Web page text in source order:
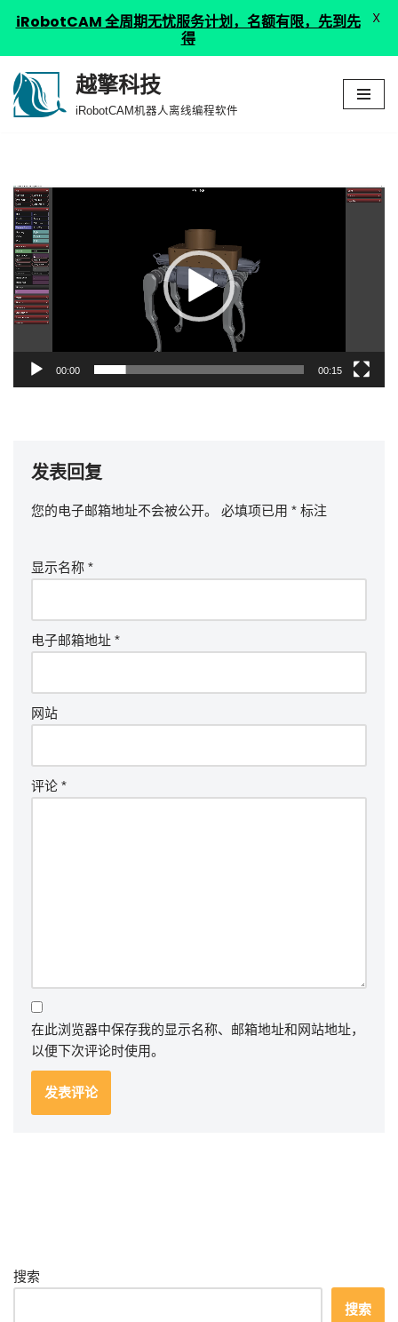
跳
越擎科技
iRobotCAM机器人离线编程软件
视
频
播
放
器
00:00 00:15
发表回复
您的电子邮箱地址不会被公开。 必填项已用 * 标注
显示名称 *
电子邮箱地址 *
网站
评论 *
在此浏览器中保存我的显示名称、邮箱地址和网站地址，
以便下次评论时使用。
搜索
搜索
iRobotCAM 全周期无忧服务计划，名额有限，先到先
得
X